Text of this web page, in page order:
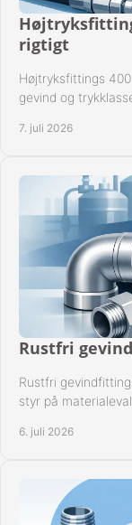
rigtigt
Højtryksfittings
gevind og
7. juli 2026
Rustfri
Rustfri
styr på
6. juli 2026